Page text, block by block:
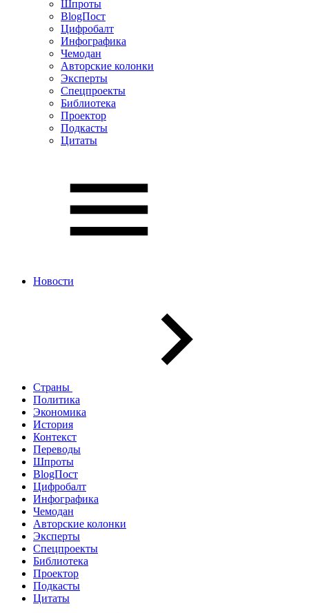
Шпроты
BlogПост
Цифробалт
Инфографика
Чемодан
Авторские колонки
Эксперты
Спецпроекты
Библиотека
Проектор
Подкасты
Цитаты
Новости
Страны
Политика
Экономика
История
Контекст
Переводы
Шпроты
BlogПост
Цифробалт
Инфографика
Чемодан
Авторские колонки
Эксперты
Спецпроекты
Библиотека
Проектор
Подкасты
Цитаты